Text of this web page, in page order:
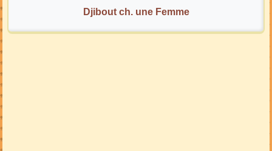
Djibout ch. une Femme